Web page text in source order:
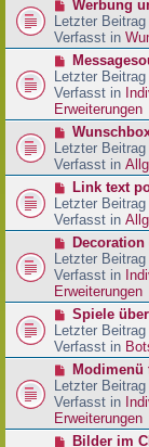
r
a
g
B
e
i
r
a
g
N
e
u
e
r
B
e
i
r
a
g
Werbung
Letzter
Verfasst in
N
e
u
e
r
B
e
i
r
a
g
Letzter
Verfasst in
Erweiterungen
N
e
u
e
r
B
e
t
r
a
g
Letzter
Verfasst in
N
e
u
e
r
B
e
i
r
a
g
Link text
Letzter
Verfasst in
N
e
u
e
r
B
e
i
r
a
g
Letzter
Verfasst in
Erweiterungen
N
e
u
e
r
B
e
i
Spiele
Letzter
Verfasst in
N
e
u
e
r
Letzter
Verfasst in
Erweiterungen
NBilder im